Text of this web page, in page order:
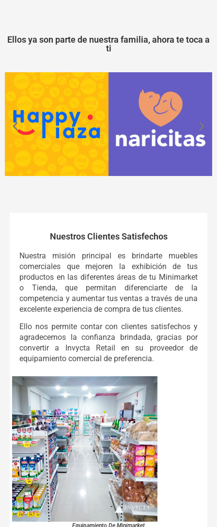
Ellos ya son parte de nuestra familia, ahora te toca a
ti
Nuestros Clientes Satisfechos
Nuestra misión principal es brindarte muebles
comerciales que mejoren la exhibición de tus
productos en las diferentes áreas de tu Minimarket
o Tienda, que permitan diferenciarte de la
competencia y aumentar tus ventas a través de una
excelente experiencia de compra de tus clientes.
Ello nos permite contar con clientes satisfechos y
agradecemos la confianza brindada, gracias por
convertir a Invycta Retail en su proveedor de
equipamiento comercial de preferencia.
Equipamiento De Minimarket